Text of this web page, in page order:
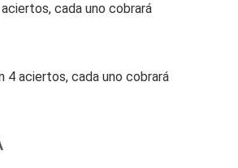
cada uno cobrará
4 aciertos, cada uno cobrará